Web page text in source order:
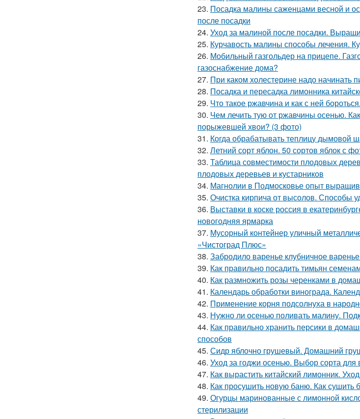
23. Посадка малины саженцами весной и
после посадки
24. Уход за малиной после посадки.
25. Курчавость малины способы лечения.
26. Мобильный газгольдер на прицепе.
газоснабжение дома?
27. При каком холестерине надо начинать
28. Посадка и пересадка лимонника
29. Что такое ржавчина и как с ней
30. Чем лечить тую от ржавчины осенью.
порыжевшей хвои? (3 фото)
31. Когда обрабатывать теплицу дымовой
32. Летний сорт яблон. 50 сортов яблок с
33. Таблица совместимости плодовых
плодовых деревьев и кустарников
34. Магнолии в Подмосковье опыт
35. Очистка кирпича от высолов. Способы
36. Выставки в коске россия в
новогодняя ярмарка
37. Мусорный контейнер уличный
«Чистоград Плюс»
38. Забродило варенье клубничное
39. Как правильно посадить тимьян
40. Как размножить розы черенками в
41. Календарь обработки винограда.
42. Применение корня подсолнуха в
43. Нужно ли осенью поливать малину.
44. Как правильно хранить персики в
способов
45. Сидр яблочно грушевый. Домашний
46. Уход за годжи осенью. Выбор сорта
47. Как вырастить китайский лимонник.
48. Как просушить новую баню. Как сушить
49. Огурцы маринованные с лимонной
стерилизации